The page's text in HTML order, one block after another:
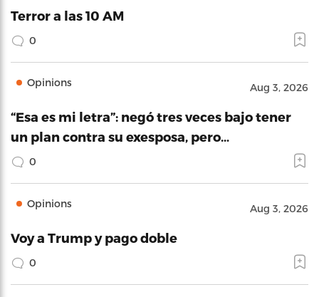
Terror a las 10 AM
0
Opinions Aug 3, 2026
“Esa es mi letra”: negó tres veces bajo tener
un plan contra su exesposa, pero…
0
Opinions Aug 3, 2026
Voy a Trump y pago doble
0